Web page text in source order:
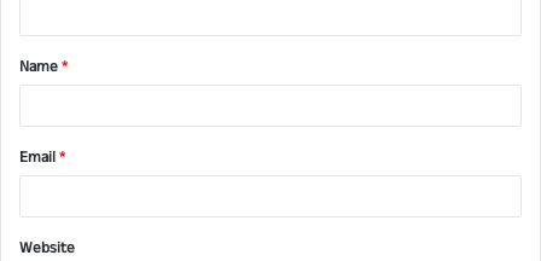
t
*Name*
Email*
Website